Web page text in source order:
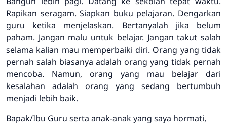
Rapikan seragam. Siapkan buku pelajaran. Dengarkan
guru ketika menjelaskan. Bertanyalah jika belum
paham. Jangan malu untuk belajar. Jangan takut salah
selama kalian mau memperbaiki diri. Orang yang tidak
pernah salah biasanya adalah orang yang tidak pernah
mencoba. Namun, orang yang mau belajar dari
kesalahan adalah orang yang sedang bertumbuh
menjadi lebih baik.
Bapak/Ibu Guru serta anak-anak yang saya hormati,